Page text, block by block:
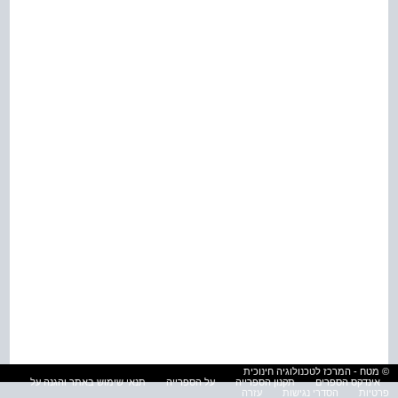
© מטח - המרכז לטכנולוגיה חינוכית
אינדקס הספרים
תקנון הספרייה על הספרייה
תנאי שימוש באתר והגנה על
פרטיות
הסדרי נגישות עזרה